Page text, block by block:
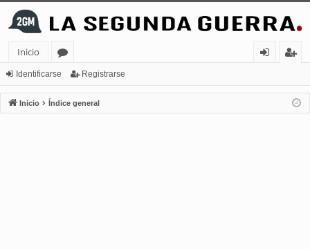
Inicio
or
os
nt
ifi
ist
ra
Identificarse Registrarse
Inicio Índice general